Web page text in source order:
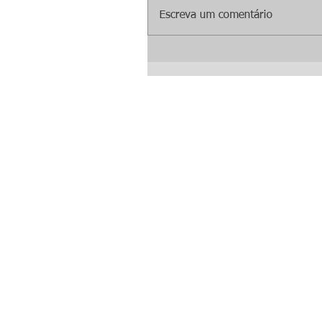
Escreva um comentário